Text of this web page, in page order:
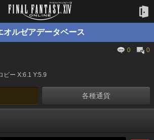
オルゼアデータベース
0 0
ビー X:6.1 Y:5.9
各種通貨